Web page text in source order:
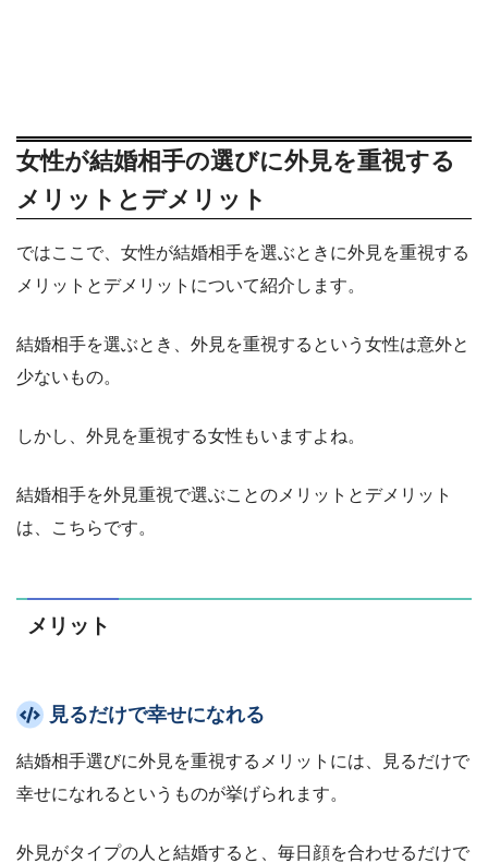
女性が結婚相手の選びに外見を重視する
メリットとデメリット
ではここで、女性が結婚相手を選ぶときに外見を重視する
メリットとデメリットについて紹介します。
結婚相手を選ぶとき、外見を重視するという女性は意外と
少ないもの。
しかし、外見を重視する女性もいますよね。
結婚相手を外見重視で選ぶことのメリットとデメリット
は、こちらです。
メリット
見るだけで幸せになれる
結婚相手選びに外見を重視するメリットには、見るだけで
幸せになれるというものが挙げられます。
外見がタイプの人と結婚すると、毎日顔を合わせるだけで